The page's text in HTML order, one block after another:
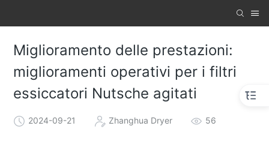
Miglioramento delle prestazioni:
miglioramenti operativi per i filtri
essiccatori Nutsche agitati
2024-09-21 Zhanghua Dryer 56